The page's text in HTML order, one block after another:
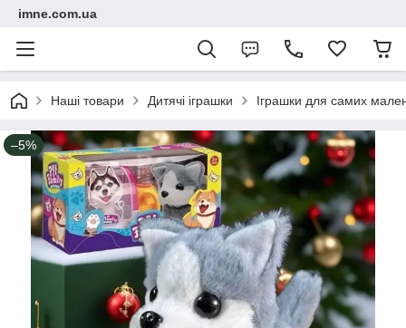
imne.com.ua
Наші товари Дитячі іграшки Іграшки для самих
–5%